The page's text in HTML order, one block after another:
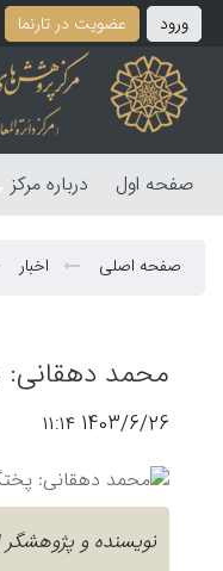
ورود عضویت در تارنما
صفحه اول درباره مرکز
صفحه اصلی اخبار
محمد
1403/6/26 ۱۱:۱۴
نویسنده و